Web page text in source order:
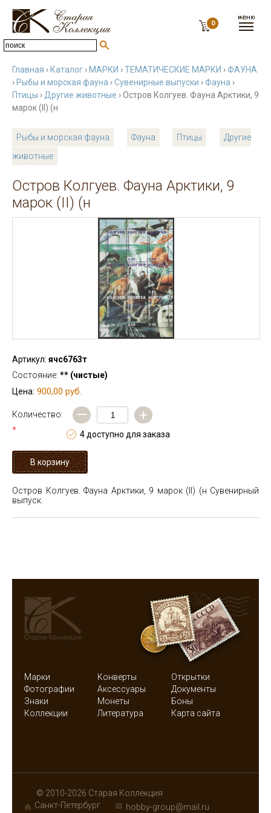
0
Главная › Каталог › МАРКИ ›ТЕМАТИЧЕСКИЕ МАРКИ ›ФАУНА
› Рыбы и морская фауна ›Сувенирные выпуски ›Фауна ›
Птицы › Другие животные › Остров Колгуев. Фауна Арктики, 9
марок (II) (н
Рыбы и морская фауна Фауна Птицы
Другие
животные
Остров Колгуев. Фауна Арктики, 9
марок (II) (н
Артикул: ячс6763т
Состояние: ** (чистые)
Цена: 900,00 руб.
Количество:
*
— +
4 доступно для заказа
Остров Колгуев. Фауна Арктики, 9 марок (II) (н Сувенирный
выпуск.
Марки Конверты
Открытки
Фотографии
Аксессуары
Документы
Знаки
Монеты
Боны
Коллекции
Литература Карта сайта
© 2010-2026 Старая Коллекция
Санкт-Петербург
hobby-group@mail.ru